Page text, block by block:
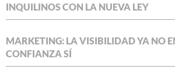
INQUILINOS CON LA NUEVA LEY
MARKETING: LA VISIBILIDAD YA NO
CONFIANZA SÍ